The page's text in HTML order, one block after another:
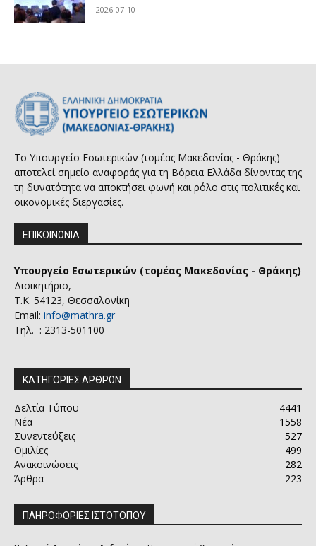
2026-07-10
Το Υπουργείο Εσωτερικών (τομέας Μακεδονίας - Θράκης)
αποτελεί σημείο αναφοράς για τη Βόρεια Ελλάδα δίνοντας της
τη δυνατότητα να αποκτήσει φωνή και ρόλο στις πολιτικές και
οικονομικές διεργασίες.
ΕΠΙΚΟΙΝΩΝΙΑ
Υπουργείο Εσωτερικών (τομέας Μακεδονίας - Θράκης)
Διοικητήριο,
Τ.Κ. 54123, Θεσσαλονίκη
Email: info@mathra.gr
Τηλ. : 2313-501100
ΚΑΤΗΓΟΡΙΕΣ ΑΡΘΡΩΝ
Δελτία Τύπου
4441
Νέα
1558
Συνεντεύξεις
527
Ομιλίες
499
Ανακοινώσεις
282
Άρθρα
223
ΠΛΗΡΟΦΟΡΙΕΣ ΙΣΤΟΤΟΠΟΥ